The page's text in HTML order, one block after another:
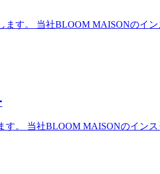
す。 当社BLOOM MAISONのイ
。 当社BLOOM MAISONのイン